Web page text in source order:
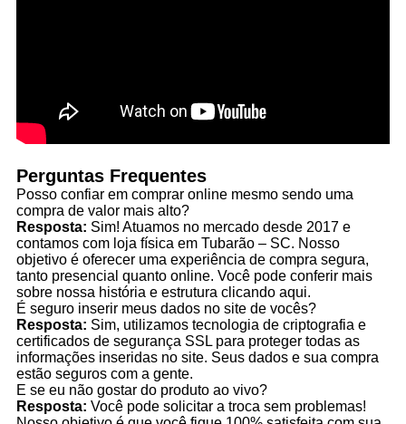
Perguntas Frequentes
Posso confiar em comprar online mesmo sendo uma
compra de valor mais alto?
Resposta: Sim! Atuamos no mercado desde 2017 e
contamos com loja física em Tubarão – SC. Nosso
objetivo é oferecer uma experiência de compra segura,
tanto presencial quanto online. Você pode conferir mais
sobre nossa história e estrutura clicando aqui.
É seguro inserir meus dados no site de vocês?
Resposta: Sim, utilizamos tecnologia de criptografia e
certificados de segurança SSL para proteger todas as
informações inseridas no site. Seus dados e sua compra
estão seguros com a gente.
E se eu não gostar do produto ao vivo?
Resposta: Você pode solicitar a troca sem problemas!